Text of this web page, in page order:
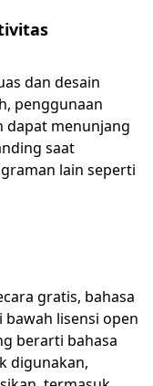
dan desain
penggunaan
dapat menunjang
saat
lain seperti
gratis, bahasa
lisensi open
berarti bahasa
digunakan,